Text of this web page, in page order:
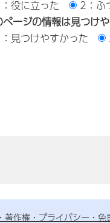
役に立った
2：ふ
ページの情報は見つけ
見つけやすかった
著作権・プライバシー・免